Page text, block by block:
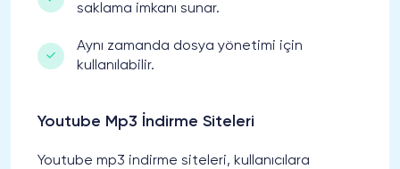
saklama imkanı sunar.
Aynı zamanda dosya yönetimi için
kullanılabilir.
Youtube Mp3 İndirme Siteleri
Youtube mp3 indirme siteleri, kullanıcılara